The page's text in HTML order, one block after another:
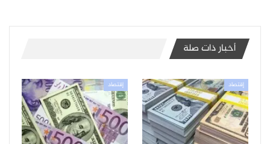
أخبار ذات صلة
إقتصاد إقتصاد